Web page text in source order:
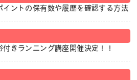
イントの保有数や履歴を確認する方法
きランニング講座開催決定！！